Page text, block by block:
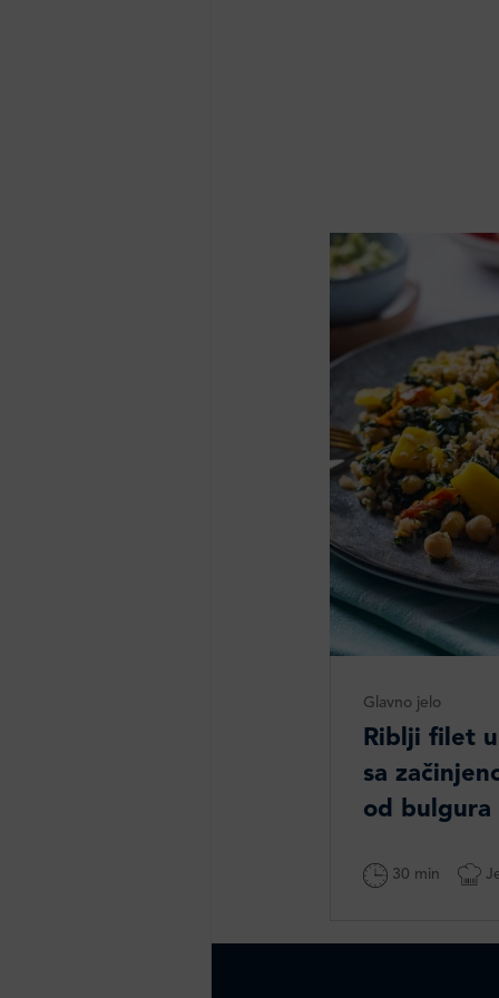
Glavno jelo
Riblji filet
sa
od
30 min